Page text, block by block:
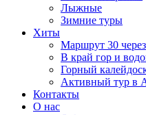
Лыжные
Зимние туры
Хиты
Маршрут 30
В край гор и
Горный
Активный тур в
Контакты
О нас